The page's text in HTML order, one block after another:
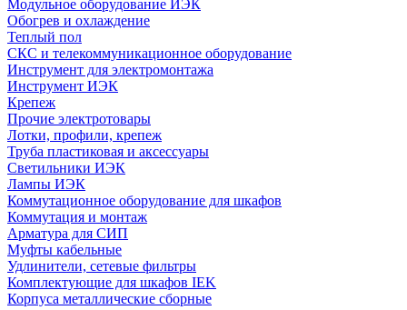
Модульное оборудование ИЭК
Обогрев и охлаждение
Теплый пол
СКС и телекоммуникационное оборудование
Инструмент для электромонтажа
Инструмент ИЭК
Крепеж
Прочие электротовары
Лотки, профили, крепеж
Труба пластиковая и аксессуары
Светильники ИЭК
Лампы ИЭК
Коммутационное оборудование для шкафов
Коммутация и монтаж
Арматура для СИП
Муфты кабельные
Удлинители, сетевые фильтры
Комплектующие для шкафов IEK
Корпуса металлические сборные